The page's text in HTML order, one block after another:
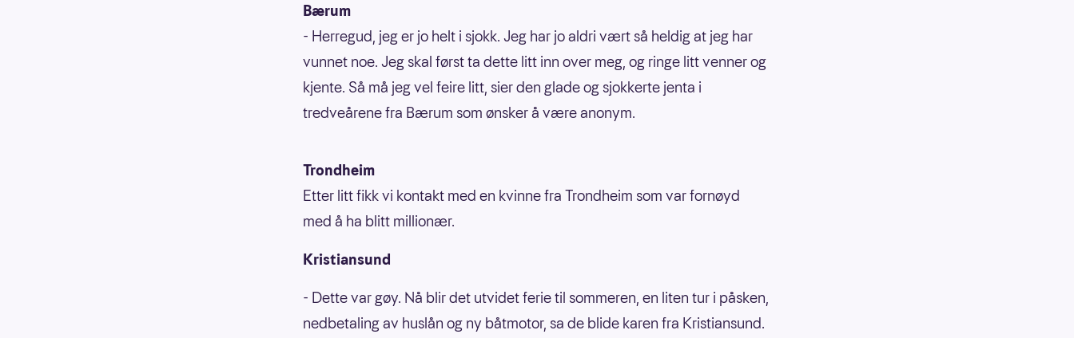
Bærum
- Herregud, jeg er jo helt i sjokk. Jeg har jo aldri vært så heldig at jeg har
vunnet noe. Jeg skal først ta dette litt inn over meg, og ringe litt venner og
kjente. Så må jeg vel feire litt, sier den glade og sjokkerte jenta i
tredveårene fra Bærum som ønsker å være anonym.
Trondheim
Etter litt fikk vi kontakt med en kvinne fra Trondheim som var fornøyd
med å ha blitt millionær.
Kristiansund
- Dette var gøy. Nå blir det utvidet ferie til sommeren, en liten tur i påsken,
nedbetaling av huslån og ny båtmotor, sa de blide karen fra Kristiansund.